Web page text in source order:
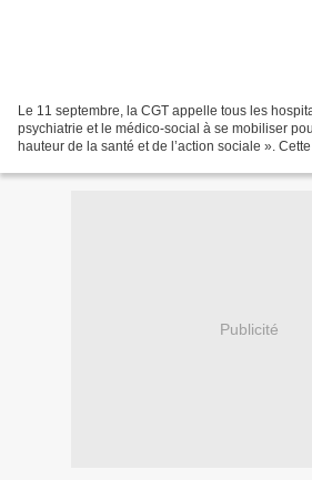
Le 11 septembre, la CGT appelle tous les
psychiatrie et le médico-social à se mobiliser
hauteur de la santé et de l’action sociale ».
Publicité